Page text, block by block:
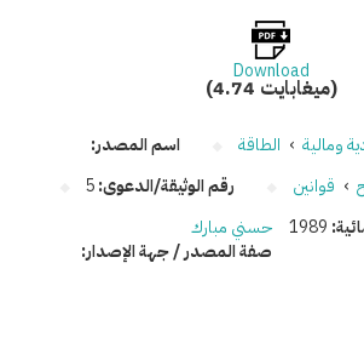
Download
(4.74 ميغابايت)
ومالية › الطاقة
› قوانين رقم الوثيقة/الدعوى:5
1989
اسم المصدر:
حسني مبارك
صفة المصدر / جهة الإصدار: